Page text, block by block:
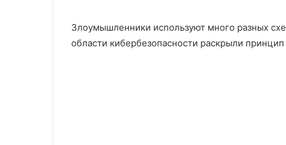
Злоумышленники используют много разных
области кибербезопасности раскрыли